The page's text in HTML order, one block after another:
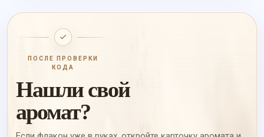
ПОСЛЕ ПРОВЕРКИ
КОДА
Нашли свой
аромат?